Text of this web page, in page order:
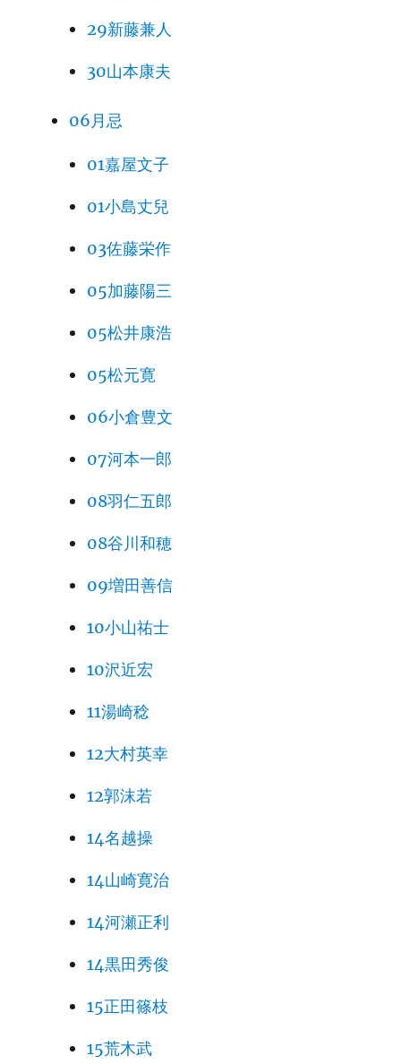
29新藤兼人
30山本康夫
06月忌
01嘉屋文子
01小島丈兒
03佐藤栄作
05加藤陽三
05松井康浩
05松元寛
06小倉豊文
07河本一郎
08羽仁五郎
08谷川和穂
09増田善信
10小山祐士
10沢近宏
11湯崎稔
12大村英幸
12郭沫若
14名越操
14山崎寛治
14河瀬正利
14黒田秀俊
15正田篠枝
15荒木武